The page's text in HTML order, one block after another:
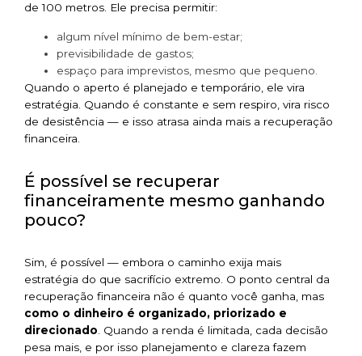
de 100 metros. Ele precisa permitir:
algum nível mínimo de bem-estar;
previsibilidade de gastos;
espaço para imprevistos, mesmo que pequeno.
Quando o aperto é planejado e temporário, ele vira
estratégia. Quando é constante e sem respiro, vira risco
de desistência — e isso atrasa ainda mais a recuperação
financeira.
É possível se recuperar
financeiramente mesmo ganhando
pouco?
Sim, é possível — embora o caminho exija mais
estratégia do que sacrifício extremo. O ponto central da
recuperação financeira não é quanto você ganha, mas
como o dinheiro é organizado, priorizado e
direcionado . Quando a renda é limitada, cada decisão
pesa mais, e por isso planejamento e clareza fazem